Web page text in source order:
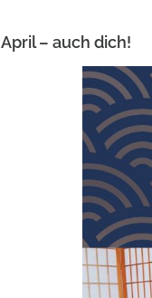
– auch dich!